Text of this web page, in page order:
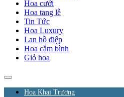
Hoa cưới
Hoa tang lễ
Tin Tức
Hoa Luxury
Lan hồ điệp
Hoa cắm bình
Giỏ hoa
Hoa Khai Trương